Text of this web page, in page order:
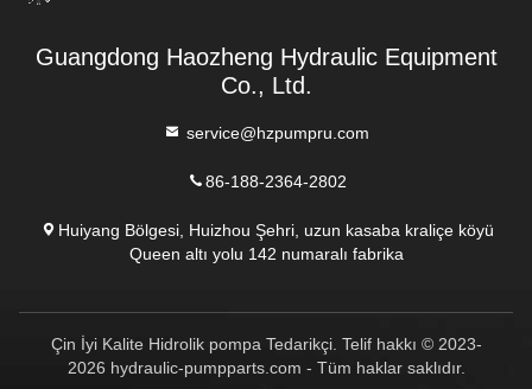
Guangdong Haozheng Hydraulic Equipment
Co., Ltd.
service@hzpumpru.com
86-188-2364-2802
Huiyang Bölgesi, Huizhou Şehri, uzun kasaba kraliçe köyü
Queen altı yolu 142 numaralı fabrika
Çin İyi Kalite Hidrolik pompa Tedarikçi. Telif hakkı © 2023-
2026 hydraulic-pumpparts.com - Tüm haklar saklıdır.